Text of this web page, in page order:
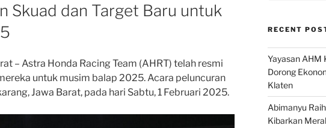
Skuad dan Target Baru untuk
– Astra Honda Racing Team (AHRT) telah resmi
untuk musim balap 2025. Acara peluncuran
Jawa Barat, pada hari Sabtu, 1 Februari 2025.
RECENT
Yayasan AHM
Dorong
Klaten
Abimanyu
Kibarkan